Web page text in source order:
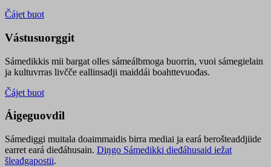
Čájet buot
Vástusuorggit
Sámedikkis mii bargat olles sámeálbmoga buorrin, vuoi sámegielain
ja kultuvrras livčče eallinsadji maiddái boahttevuođas.
Čájet buot
Áigeguovdil
Sámediggi muitala doaimmaidis birra mediai ja eará berošteaddjiide
earret eará dieđáhusain. Diŋgo Sámedikki dieđáhusaid iežat
šleađgapostii.